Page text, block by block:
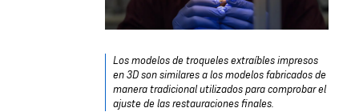
Los modelos de troqueles extraíbles impresos
en 3D son similares a los modelos fabricados de
manera tradicional utilizados para comprobar el
ajuste de las restauraciones finales.